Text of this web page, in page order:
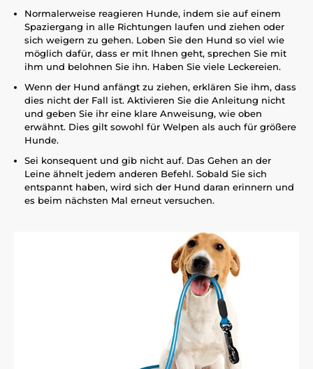
Normalerweise reagieren Hunde, indem sie auf einem
Spaziergang in alle Richtungen laufen und ziehen oder
sich weigern zu gehen. Loben Sie den Hund so viel wie
möglich dafür, dass er mit Ihnen geht, sprechen Sie mit
ihm und belohnen Sie ihn. Haben Sie viele Leckereien.
Wenn der Hund anfängt zu ziehen, erklären Sie ihm, dass
dies nicht der Fall ist. Aktivieren Sie die Anleitung nicht
und geben Sie ihr eine klare Anweisung, wie oben
erwähnt. Dies gilt sowohl für Welpen als auch für größere
Hunde.
Sei konsequent und gib nicht auf. Das Gehen an der
Leine ähnelt jedem anderen Befehl. Sobald Sie sich
entspannt haben, wird sich der Hund daran erinnern und
es beim nächsten Mal erneut versuchen.